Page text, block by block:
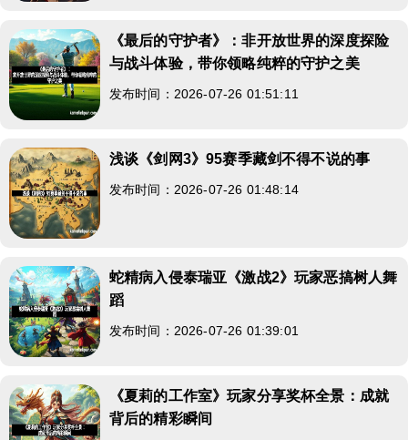
《最后的守护者》：非开放世界的深度探险
与战斗体验，带你领略纯粹的守护之美
发布时间：2026-07-26 01:51:11
浅谈《剑网3》95赛季藏剑不得不说的事
发布时间：2026-07-26 01:48:14
蛇精病入侵泰瑞亚《激战2》玩家恶搞树人舞
蹈
发布时间：2026-07-26 01:39:01
《夏莉的工作室》玩家分享奖杯全景：成就
背后的精彩瞬间